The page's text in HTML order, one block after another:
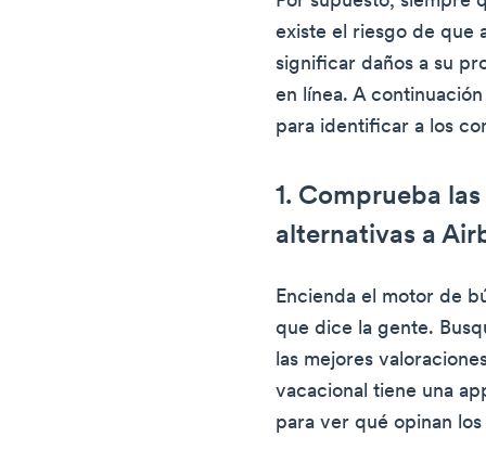
existe el riesgo de que
significar daños a su
en línea. A
para identificar a los
1. Comprueba
alternativas a
Encienda el motor de
que dice la gente.
las mejores
vacacional tiene una
para ver qué opinan los